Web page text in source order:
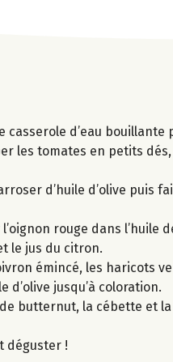
d’eau bouillante
les tomates en petits
d’huile d’olive puis
rouge dans l’huile
le jus du citron.
émincé, les haricots
d’olive jusqu’à coloration.
butternut, la cébette et
déguster !